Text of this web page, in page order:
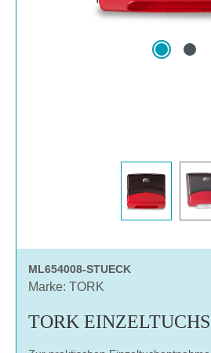
ML654008-STUECK
Marke: TORK
TORK